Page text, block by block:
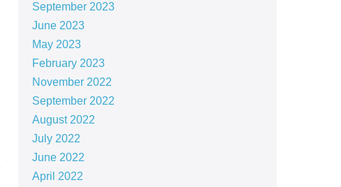
September 2023
June 2023
May 2023
February 2023
November 2022
September 2022
August 2022
July 2022
June 2022
April 2022